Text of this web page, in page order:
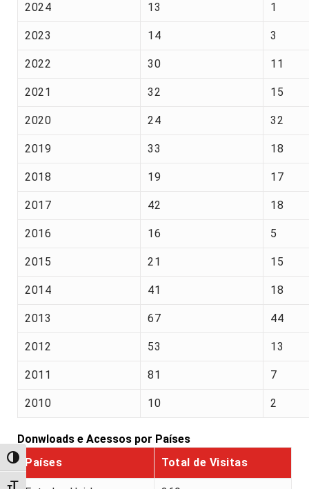
Alternar alto contraste
2024 13 1
2023 14 3
2022 30 11
2021 32 15
2020 24 32
2019 33 18
2018 19 17
2017 42 18
2016 16 5
2015 21 15
2014 41 18
2013 67 44
2012 53 13
2011 81 7
2010 10 2
Donwloads e Acessos por Países
Países
Total de Visitas